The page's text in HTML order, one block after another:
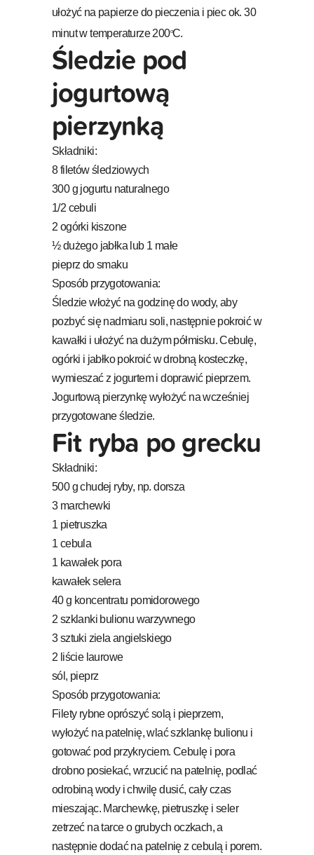
ułożyć na papierze do pieczenia i piec ok. 30
minut w temperaturze 200oC.
Śledzie pod
jogurtową
pierzynką
Składniki:
8 filetów śledziowych
300 g jogurtu naturalnego
1/2 cebuli
2 ogórki kiszone
½ dużego jabłka lub 1 małe
pieprz do smaku
Sposób przygotowania:
Śledzie włożyć na godzinę do wody, aby
pozbyć się nadmiaru soli, następnie pokroić w
kawałki i ułożyć na dużym półmisku. Cebulę,
ogórki i jabłko pokroić w drobną kosteczkę,
wymieszać z jogurtem i doprawić pieprzem.
Jogurtową pierzynkę wyłożyć na wcześniej
przygotowane śledzie.
Fit ryba po grecku
Składniki:
500 g chudej ryby, np. dorsza
3 marchewki
1 pietruszka
1 cebula
1 kawałek pora
kawałek selera
40 g koncentratu pomidorowego
2 szklanki bulionu warzywnego
3 sztuki ziela angielskiego
2 liście laurowe
sól, pieprz
Sposób przygotowania:
Filety rybne oprószyć solą i pieprzem,
wyłożyć na patelnię, wlać szklankę bulionu i
gotować pod przykryciem. Cebulę i pora
drobno posiekać, wrzucić na patelnię, podlać
odrobiną wody i chwilę dusić, cały czas
mieszając. Marchewkę, pietruszkę i seler
zetrzeć na tarce o grubych oczkach, a
następnie dodać na patelnię z cebulą i porem.